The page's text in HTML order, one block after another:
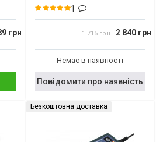
грн
1
1 715 грн 2 840 грн
Немає в наявності
Повідомити про наявність
Безкоштовна доставка